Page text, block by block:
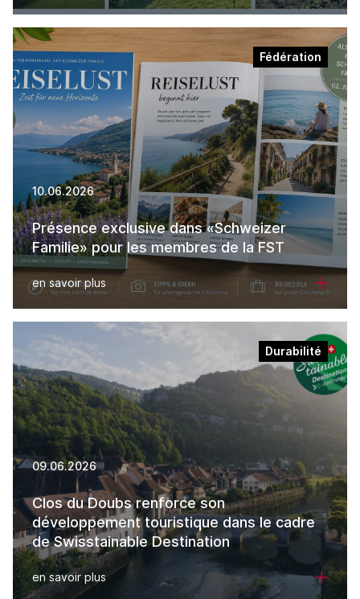
Fédération
10.06.2026
Présence exclusive dans «Schweizer
Familie» pour les membres de la FST
en savoir plus
Durabilité
09.06.2026
Clos du Doubs renforce son
développement touristique dans le cadre
de Swisstainable Destination
en savoir plus